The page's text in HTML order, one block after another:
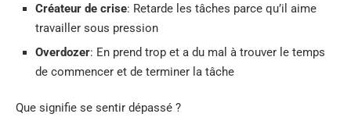
Créateur de crise: Retarde les tâches parce qu’il aime
travailler sous pression
Overdozer: En prend trop et a du mal à trouver le temps
de commencer et de terminer la tâche
Que signifie se sentir dépassé ?